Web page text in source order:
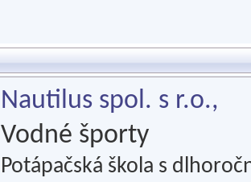
Nautilus spol. s r.o.,
Vodné športy
Potápačská škola s